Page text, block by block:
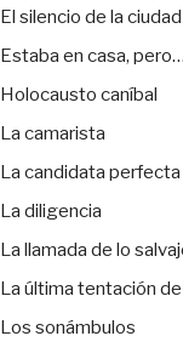
El silencio de la
Estaba en casa, pero…
Holocausto caníbal
La camarista
La candidata perfecta
La diligencia
La llamada de lo
La última tentación
Los sonámbulos